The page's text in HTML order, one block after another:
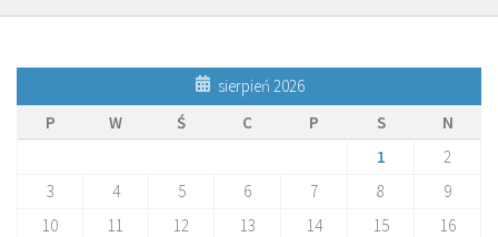
sierpień 2026
P
W Ś C P S
N
1
2
3
4 5 6 7 8
9
10
11 12 13 14 15
16